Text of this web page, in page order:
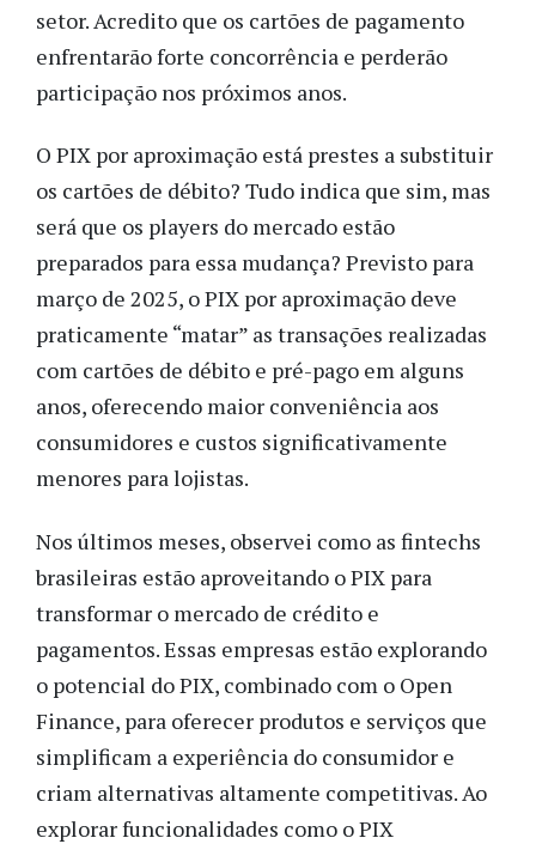
setor. Acredito que os cartões de pagamento
enfrentarão forte concorrência e perderão
participação nos próximos anos.
O PIX por aproximação está prestes a substituir
os cartões de débito? Tudo indica que sim, mas
será que os players do mercado estão
preparados para essa mudança? Previsto para
março de 2025, o PIX por aproximação deve
praticamente “matar” as transações realizadas
com cartões de débito e pré-pago em alguns
anos, oferecendo maior conveniência aos
consumidores e custos significativamente
menores para lojistas.
Nos últimos meses, observei como as fintechs
brasileiras estão aproveitando o PIX para
transformar o mercado de crédito e
pagamentos. Essas empresas estão explorando
o potencial do PIX, combinado com o Open
Finance, para oferecer produtos e serviços que
simplificam a experiência do consumidor e
criam alternativas altamente competitivas. Ao
explorar funcionalidades como o PIX